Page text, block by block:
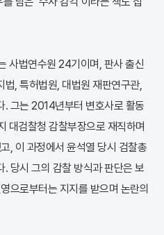
사법연수원 24기이며, 판사 출신
, 특허법원, 대법원 재판연구관,
. 그는 2014년부터 변호사로 활동
검찰청 감찰부장으로 재직하며
, 이 과정에서 윤석열 당시 검찰총
당시 그의 감찰 방식과 판단은 보
으로부터는 지지를 받으며 논란의